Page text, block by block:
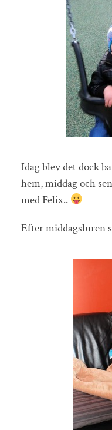
Idag blev det dock
hem, middag och
med Felix..
Efter middagsluren